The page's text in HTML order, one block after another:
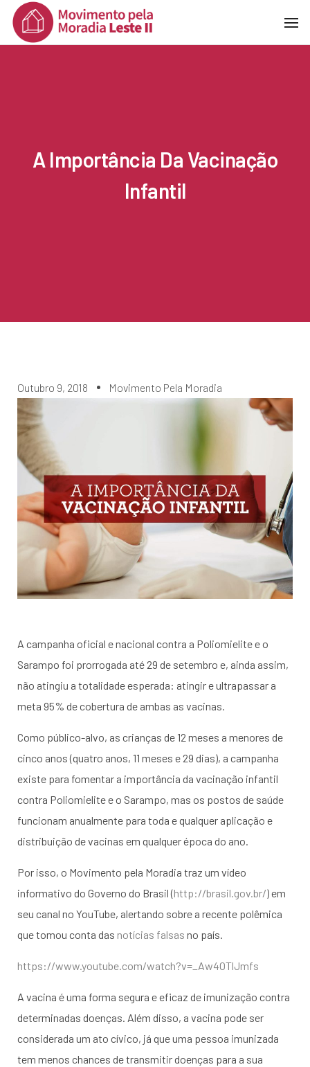
A Importância Da Vacinação
Infantil
Outubro 9, 2018 Movimento Pela Moradia
A campanha oficial e nacional contra a Poliomielite e o
Sarampo foi prorrogada até 29 de setembro e, ainda assim,
não atingiu a totalidade esperada: atingir e ultrapassar a
meta 95% de cobertura de ambas as vacinas.
Como público-alvo, as crianças de 12 meses a menores de
cinco anos (quatro anos, 11 meses e 29 dias), a campanha
existe para fomentar a importância da vacinação infantil
contra Poliomielite e o Sarampo, mas os postos de saúde
funcionam anualmente para toda e qualquer aplicação e
distribuição de vacinas em qualquer época do ano.
Por isso, o Movimento pela Moradia traz um vídeo
informativo do Governo do Brasil (http://brasil.gov.br/) em
seu canal no YouTube, alertando sobre a recente polêmica
que tomou conta das notícias falsas no país.
https://www.youtube.com/watch?v=_Aw4OTlJmfs
A vacina é uma forma segura e eficaz de imunização contra
determinadas doenças. Além disso, a vacina pode ser
considerada um ato cívico, já que uma pessoa imunizada
tem menos chances de transmitir doenças para a sua